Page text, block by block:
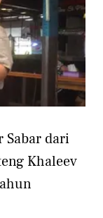
Sabar dari
Khaleev